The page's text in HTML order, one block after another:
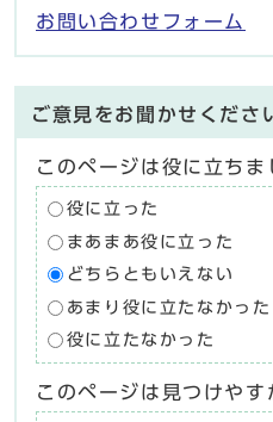
お問い合わせフォーム
ご意見をお聞かせくださ
このページは役に立ちま
役に立った
まあまあ役に立った
どちらともいえない
あまり役に立たなかった
役に立たなかった
このページは見つけやす